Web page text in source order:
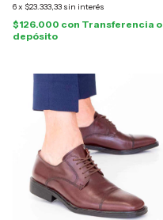
6x $23.333,33 sin interés
$126.000 con Transferencia o
depósito